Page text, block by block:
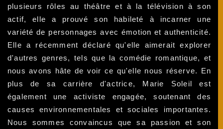
plusieurs rôles au théâtre et à la télévision à son
actif, elle a prouvé son habileté à incarner une
variété de personnages avec émotion et authenticité.
Elle a récemment déclaré qu'elle aimerait explorer
d'autres genres, tels que la comédie romantique, et
nous avons hâte de voir ce qu'elle nous réserve. En
plus de sa carrière d'actrice, Marie Soleil est
également une activiste engagée, soutenant des
causes environnementales et sociales importantes.
Nous sommes convaincus que sa passion et son